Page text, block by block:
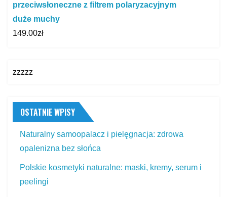
przeciwsłoneczne z filtrem polaryzacyjnym
duże muchy
149.00zł
zzzzz
OSTATNIE WPISY
Naturalny samoopalacz i pielęgnacja: zdrowa
opalenizna bez słońca
Polskie kosmetyki naturalne: maski, kremy, serum i
peelingi